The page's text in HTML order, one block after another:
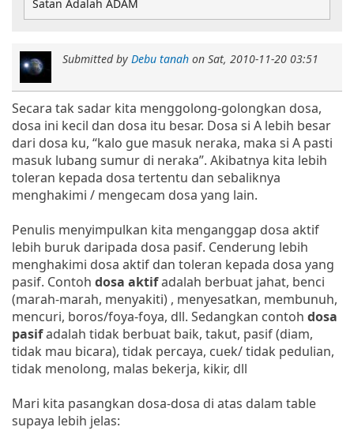
Submitted by Debu tanah on Sat, 2010-11-20 03:51
Secara tak sadar kita menggolong-golongkan dosa,
dosa ini kecil dan dosa itu besar. Dosa si A lebih besar
dari dosa ku, “kalo gue masuk neraka, maka si A pasti
masuk lubang sumur di neraka”. Akibatnya kita lebih
toleran kepada dosa tertentu dan sebaliknya
menghakimi / mengecam dosa yang lain.
Penulis menyimpulkan kita menganggap dosa aktif
lebih buruk daripada dosa pasif. Cenderung lebih
menghakimi dosa aktif dan toleran kepada dosa yang
pasif. Contoh dosa aktifadalah berbuat jahat, benci
(marah-marah, menyakiti) , menyesatkan, membunuh,
mencuri, boros/foya-foya, dll. Sedangkan contoh dosa
pasifadalah tidak berbuat baik, takut, pasif (diam,
tidak mau bicara), tidak percaya, cuek/ tidak pedulian,
tidak menolong, malas bekerja, kikir, dll
Mari kita pasangkan dosa-dosa di atas dalam table
supaya lebih jelas:
Satan Adalah ADAM